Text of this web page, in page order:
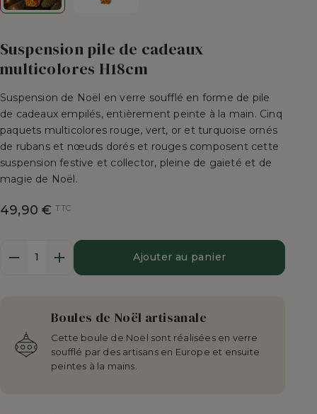
Suspension pile de cadeaux
multicolores H18cm
Suspension de Noël en verre soufflé en forme de pile
de cadeaux empilés, entièrement peinte à la main. Cinq
paquets multicolores rouge, vert, or et turquoise ornés
de rubans et nœuds dorés et rouges composent cette
suspension festive et collector, pleine de gaieté et de
magie de Noël.
49,90 € TTC
Ajouter au panier
Boules de Noël artisanale
Cette boule de Noël sont réalisées en verre
soufflé par des artisans en Europe et ensuite
peintes à la mains.